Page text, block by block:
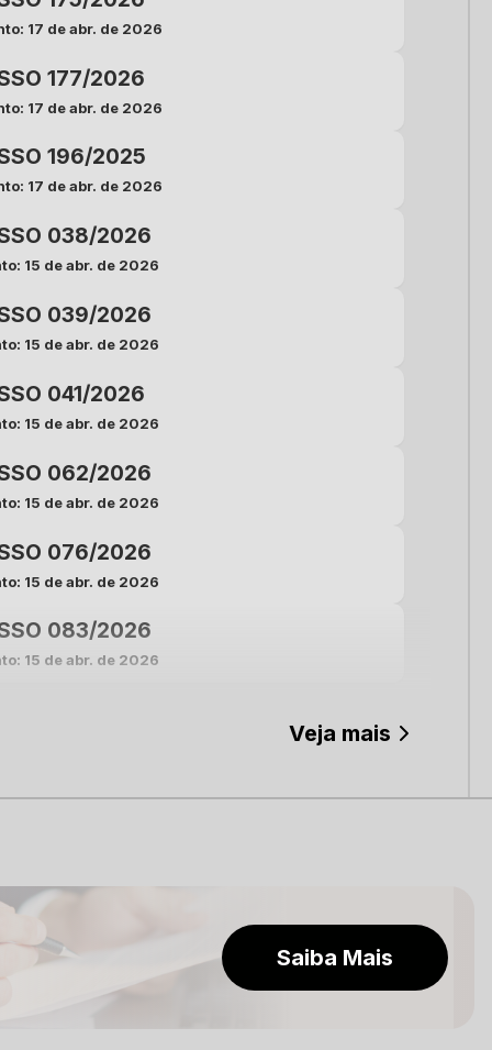
Atacante do Atlético/GO
31 de julho 13:59
Quinta Comissão puniu Gustavo
Coutinho com pena mínima do artigo
por infração contra o Fortaleza.
Pleno mantém suspensão de
Kennedy e multa do Flu e
31 de julho 12:41
Em última instância, auditores julgaram
Fluminense.
17 de abr. de 2026
177/2026
17 de abr. de 2026
196/2025
17 de abr. de 2026
038/2026
15 de abr. de 2026
039/2026
15 de abr. de 2026
041/2026
15 de abr. de 2026
062/2026
15 de abr. de 2026
076/2026
15 de abr. de 2026
083/2026
15 de abr. de 2026
Veja mais
Saiba Mais